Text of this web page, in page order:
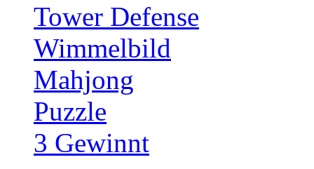
Tower Defense
Wimmelbild
Mahjong
Puzzle
3 Gewinnt